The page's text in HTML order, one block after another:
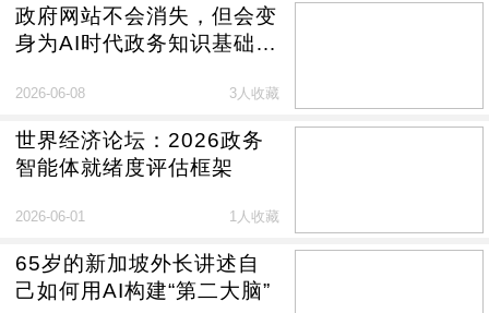
政府网站不会消失，但会变
身为AI时代政务知识基础设
2026-06-08 3人收藏
世界经济论坛：2026政务
智能体就绪度评估框架
2026-06-01 1人收藏
65岁的新加坡外长讲述自
己如何用AI构建“第二大脑”